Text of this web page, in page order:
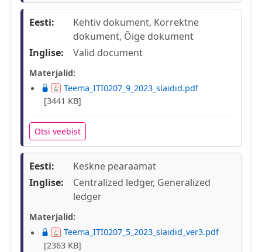
Eesti:
Kehtiv dokument, Korrektne
dokument, Õige dokument
Inglise:
Valid document
Materjalid:
Teema_ITI0207_9_2023_slaidid.pdf
[3441 KB]
Otsi veebist
Eesti:
Keskne pearaamat
Inglise:
Centralized ledger, Generalized
ledger
Materjalid:
Teema_ITI0207_5_2023_slaidid_ver3.pdf
[2363 KB]